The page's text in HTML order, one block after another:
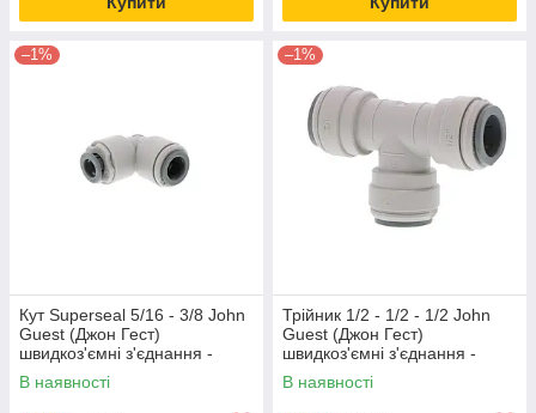
–1%
Кут Superseal 5/16 - 3/8 John
Guest (Джон Гест)
швидкоз'ємні з'єднання -
фітинги SI031012S
В наявності
–1%
Трійник 1/2 - 1/2 - 1/2 John
Guest (Джон Гест)
швидкоз'ємні з'єднання -
фітинги PI0216S
В наявності